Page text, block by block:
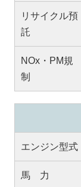
リサイクル預
託
NOx・PM規
制
エンジン型式
馬 力